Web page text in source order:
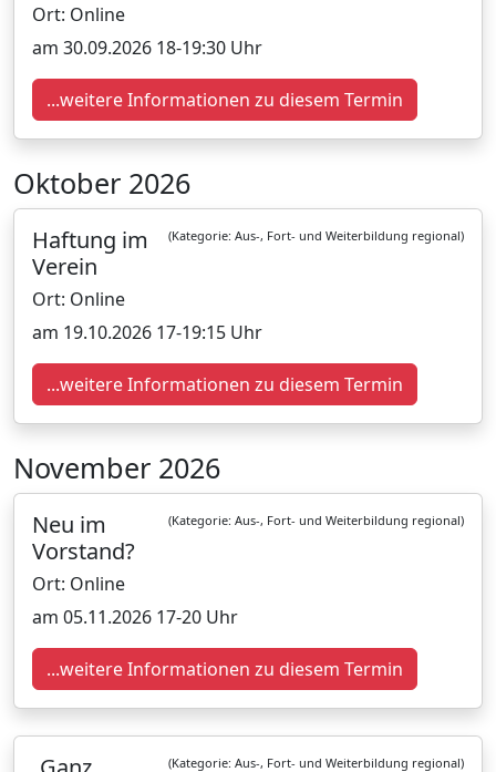
Ort: Online
am 30.09.2026 18-19:30 Uhr
...weitere Informationen zu diesem Termin
Oktober 2026
(Kategorie: Aus-, Fort- und Weiterbildung regional)
Haftung im
Verein
Ort: Online
am 19.10.2026 17-19:15 Uhr
...weitere Informationen zu diesem Termin
November 2026
(Kategorie: Aus-, Fort- und Weiterbildung regional)
Neu im
Vorstand?
Ort: Online
am 05.11.2026 17-20 Uhr
...weitere Informationen zu diesem Termin
(Kategorie: Aus-, Fort- und Weiterbildung regional)